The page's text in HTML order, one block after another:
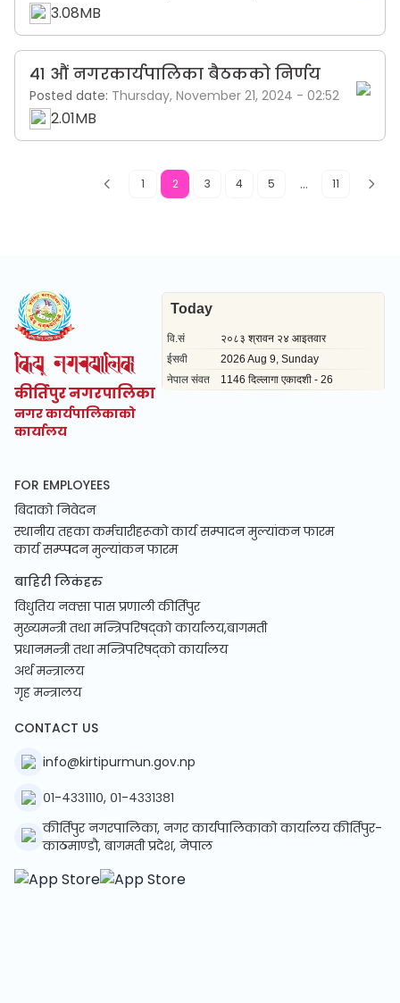
3.08MB
४१ औं नगरकार्यपालिका बैठकको निर्णय
Posted date: Thursday, November 21, 2024 - 02:52
2.01MB
1 2 3 4 5 ... 11
कीर्तिपुर नगरपालिका
नगर कार्यपालिकाको
कार्यालय
FOR EMPLOYEES
बिदाको निवेदन
स्थानीय तहका कर्मचारीहरूको कार्य सम्पादन मुल्यांकन फारम
कार्य सम्प्पदन मुल्यांकन फारम
बाहिरी लिकंहरु
विधुतिय नक्सा पास प्रणाली कीर्तिपुर
मुख्यमन्त्री तथा मन्त्रिपरिषद्को कार्यालय,बागमती
प्रधानमन्त्री तथा मन्त्रिपरिषद्को कार्यालय
अर्थ मन्त्रालय
गृह मन्त्रालय
CONTACT US
info@kirtipurmun.gov.np
०१-४३३१११०, ०१-४३३१३८१
कीर्तिपुर नगरपालिका, नगर कार्यपालिकाको कार्यालय कीर्तिपुर-
काठमाण्डौ, बागमती प्रदेश, नेपाल